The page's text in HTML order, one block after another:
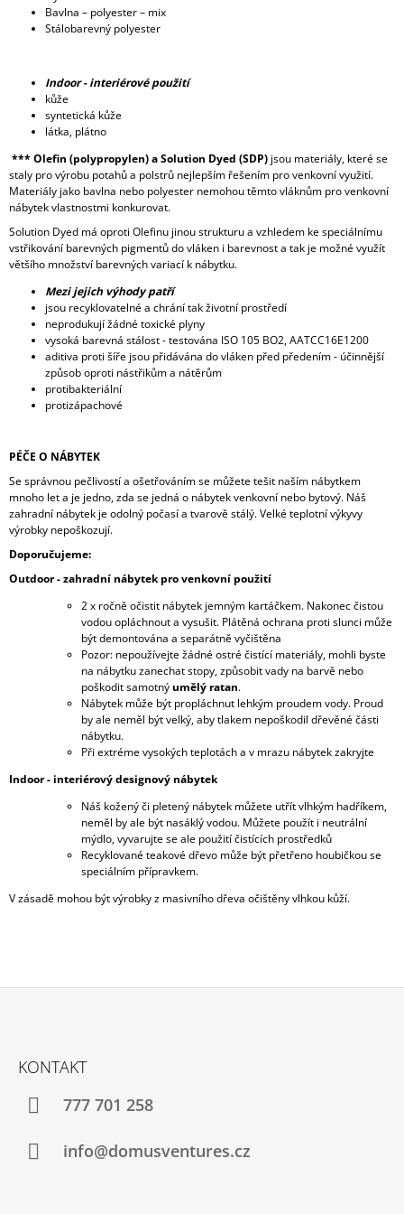
Bavlna – polyester – mix
Stálobarevný polyester
Indoor - interiérové použití
kůže
syntetická kůže
látka, plátno
*** Olefin (polypropylen) a Solution Dyed (SDP) jsou materiály, které se
staly pro výrobu potahů a polstrů nejlepším řešením pro venkovní využití.
Materiály jako bavlna nebo polyester nemohou těmto vláknům pro venkovní
nábytek vlastnostmi konkurovat.
Solution Dyed má oproti Olefinu jinou strukturu a vzhledem ke speciálnímu
vstřikování barevných pigmentů do vláken i barevnost a tak je možné využít
většího množství barevných variací k nábytku.
Mezi jejich výhody patří
jsou recyklovatelné a chrání tak životní prostředí
neprodukují žádné toxické plyny
vysoká barevná stálost - testována ISO 105 BO2, AATCC16E1200
aditiva proti šíře jsou přidávána do vláken před předením - účinnější
způsob oproti nástřikům a nátěrům
protibakteriální
protizápachové
PÉČE O NÁBYTEK
Se správnou pečlivostí a ošetřováním se můžete tešit naším nábytkem
mnoho let a je jedno, zda se jedná o nábytek venkovní nebo bytový. Náš
zahradní nábytek je odolný počasí a tvarově stálý. Velké teplotní výkyvy
výrobky nepoškozují.
Doporučujeme:
Outdoor - zahradní nábytek pro venkovní použití
2 x ročně očistit nábytek jemným kartáčkem. Nakonec čistou
vodou opláchnout a vysušit. Plátěná ochrana proti slunci může
být demontována a separátně vyčištěna
Pozor: nepoužívejte žádné ostré čistící materiály, mohli byste
na nábytku zanechat stopy, způsobit vady na barvě nebo
poškodit samotnýumělý ratan.
Nábytek může být propláchnut lehkým proudem vody. Proud
by ale neměl být velký, aby tlakem nepoškodil dřevěné části
nábytku.
Při extréme vysokých teplotách a v mrazu nábytek zakryjte
Indoor - interiérový designový nábytek
Náš kožený či pletený nábytek můžete utřít vlhkým hadříkem,
neměl by ale být nasáklý vodou. Můžete použít i neutrální
mýdlo, vyvarujte se ale použití čistících prostředků
Recyklované teakové dřevo může být přetřeno houbičkou se
speciálním přípravkem.
V zásadě mohou být výrobky z masivního dřeva očištěny vlhkou kůží.
KONTAKT
777 701 258
info@domusventures.cz